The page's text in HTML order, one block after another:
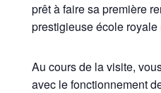
prêt à faire sa première
prestigieuse école
Au cours de la visite,
avec le fonctionnement